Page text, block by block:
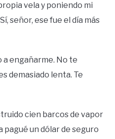
vela y poniendo mi
señor, ese fue el día más
a engañarme. No te
demasiado lenta. Te
cien barcos de vapor
pagué un dólar de seguro